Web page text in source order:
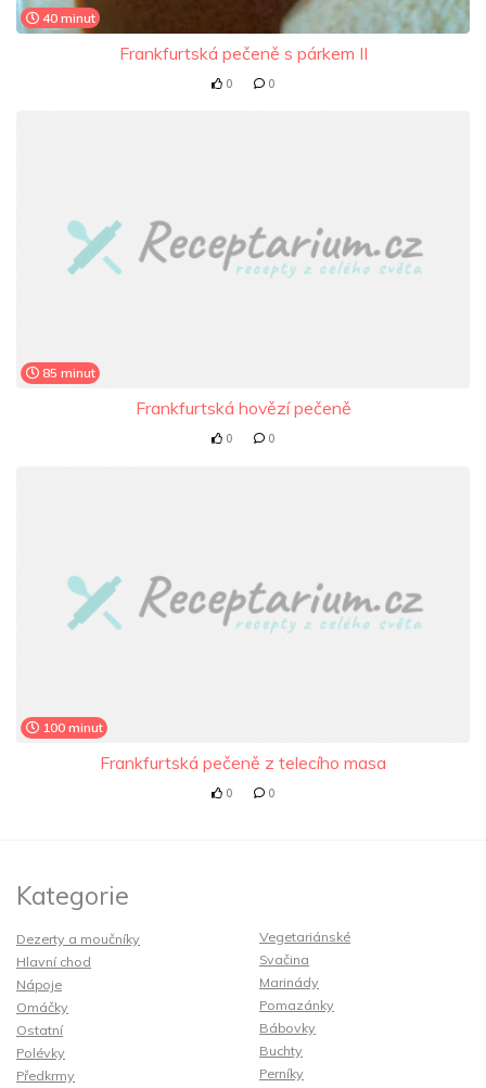
40 minut
Frankfurtská pečeně s párkem II
0 0
85 minut
Frankfurtská hovězí pečeně
0 0
100 minut
Frankfurtská pečeně z telecího masa
0 0
Kategorie
Dezerty a moučníky
Hlavní chod
Nápoje
Omáčky
Ostatní
Polévky
Předkrmy
Vegetariánské
Svačina
Marinády
Pomazánky
Bábovky
Buchty
Perníky